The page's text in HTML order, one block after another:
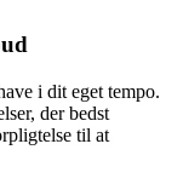
i dit eget tempo.
der bedst
til at